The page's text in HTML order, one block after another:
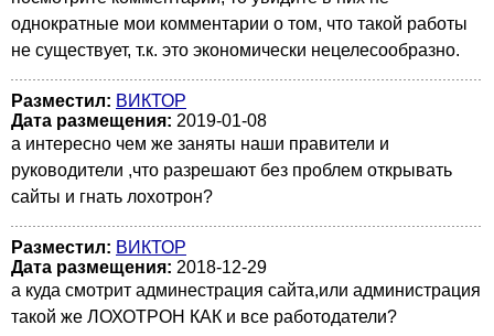
однократные мои комментарии о том, что такой работы
не существует, т.к. это экономически нецелесообразно.
Разместил: ВИКТОР
Дата размещения: 2019-01-08
а интересно чем же заняты наши правители и
руководители ,что разрешают без проблем открывать
сайты и гнать лохотрон?
Разместил: ВИКТОР
Дата размещения: 2018-12-29
а куда смотрит админестрация сайта,или администрация
такой же ЛОХОТРОН КАК и все работодатели?